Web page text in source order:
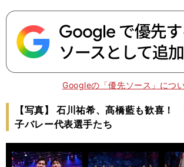
Googleの「優先ソース」につ
【写真】 石川祐希、髙橋藍も歓喜！
子バレー代表選手たち